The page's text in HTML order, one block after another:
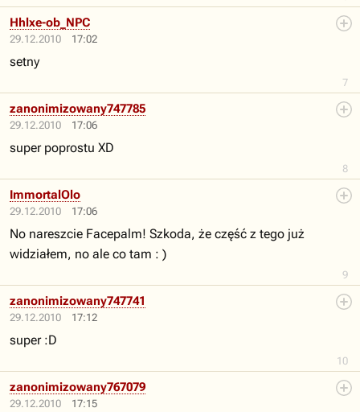
29.12.2010 17:02
7
Hhlxe-ob_NPC
setny
29.12.2010 17:06
8
zanonimizowany747785
super poprostu XD
29.12.2010 17:06
9
ImmortalOlo
No nareszcie Facepalm! Szkoda, że część z tego już
widziałem, no ale co tam : )
29.12.2010 17:12
10
zanonimizowany747741
super :D
29.12.2010 17:15
zanonimizowany767079